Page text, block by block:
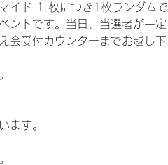
イド 1 枚につき1枚ランダムで
ントです。当日、当選者が一定
会受付カウンターまでお越し下
ます。